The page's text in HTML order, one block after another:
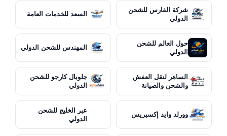
شركة الفارس للشحن
الدولي
السعد للخدمات العامة
حول العالم للشحن
الدولي
المهندس للشحن الدولي
الساهر لنقل العفش
والشحن والصيانة
جلوبال كارجو للشحن
الدولي
وورلد وايد إكسبريس
عبر الخليج للشحن
الدولي